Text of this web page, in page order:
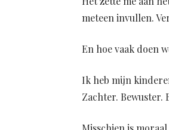
meteen invullen.
En hoe vaak doen
Ik heb mijn
Zachter. Bewuster.